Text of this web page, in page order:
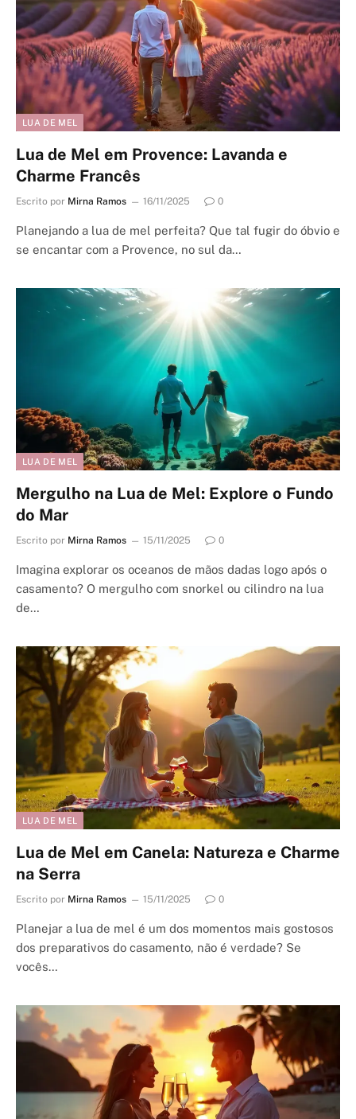
LUA DE MEL
Lua de Mel em Provence: Lavanda e
Charme Francês
Escrito por Mirna Ramos 16/11/2025 0
Planejando a lua de mel perfeita? Que tal fugir do óbvio e
se encantar com a Provence, no sul da…
LUA DE MEL
Mergulho na Lua de Mel: Explore o Fundo
do Mar
Escrito por Mirna Ramos 15/11/2025 0
Imagina explorar os oceanos de mãos dadas logo após o
casamento? O mergulho com snorkel ou cilindro na lua
de…
LUA DE MEL
Lua de Mel em Canela: Natureza e Charme
na Serra
Escrito por Mirna Ramos 15/11/2025 0
Planejar a lua de mel é um dos momentos mais gostosos
dos preparativos do casamento, não é verdade? Se
vocês…